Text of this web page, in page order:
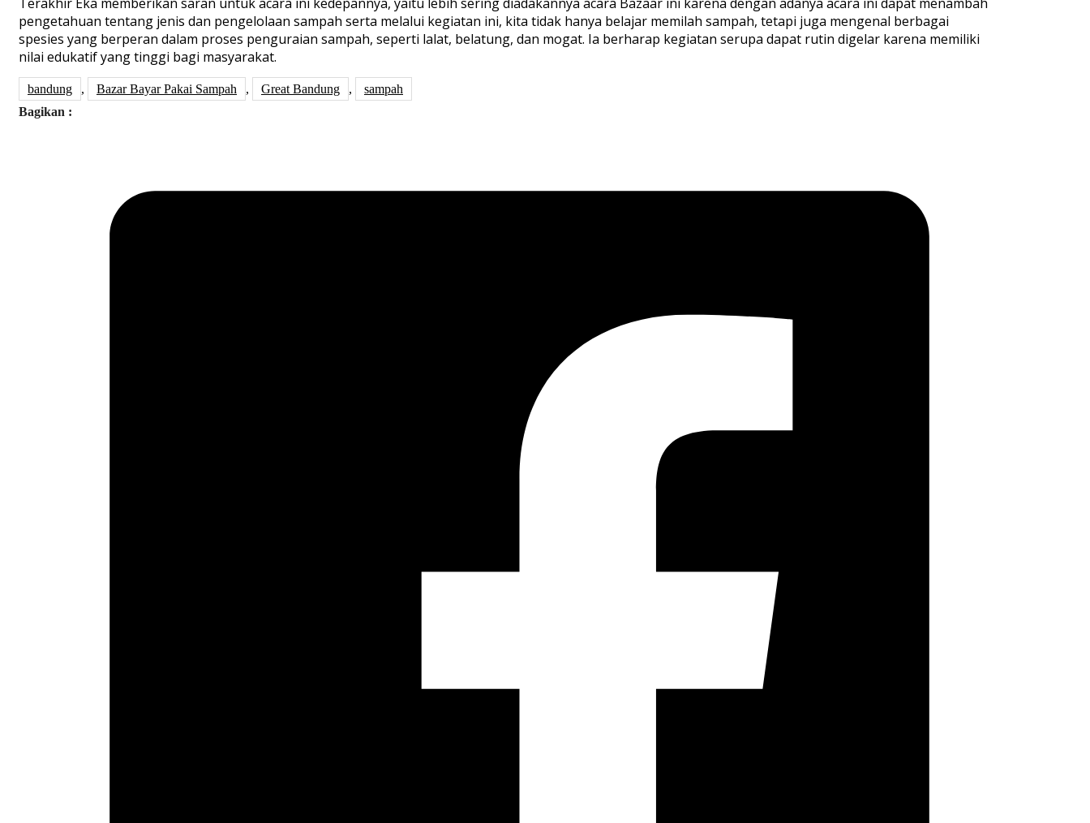
Terakhir Eka memberikan saran untuk acara ini kedepannya, yaitu lebih sering diadakannya acara Bazaar ini karena dengan adanya acara ini dapat menambah
pengetahuan tentang jenis dan pengelolaan sampah serta melalui kegiatan ini, kita tidak hanya belajar memilah sampah, tetapi juga mengenal berbagai
spesies yang berperan dalam proses penguraian sampah, seperti lalat, belatung, dan mogat. Ia berharap kegiatan serupa dapat rutin digelar karena memiliki
nilai edukatif yang tinggi bagi masyarakat.
bandung , Bazar Bayar Pakai Sampah , Great Bandung ,
sampah
Bagikan :